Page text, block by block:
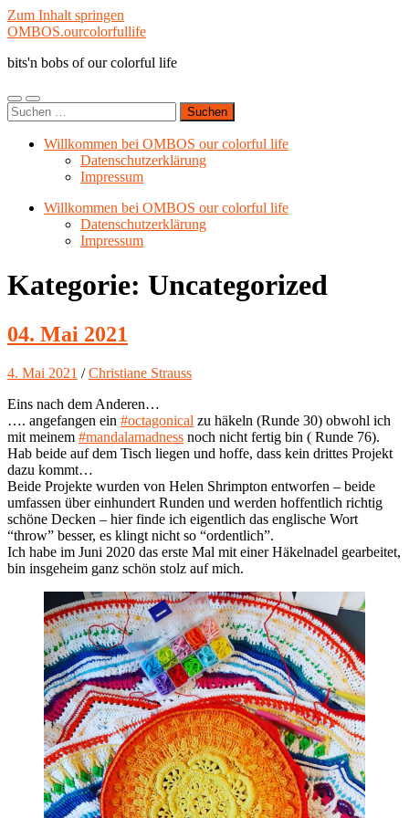
Zum Inhalt springen
OMBOS.ourcolorfullife
bits'n bobs of our colorful life
Mobile-
Menü
Suchfeld
ein-/ausblenden
Suchen
nach:
Willkommen bei OMBOS our colorful life
Datenschutzerklärung
Impressum
Willkommen bei OMBOS our colorful life
Datenschutzerklärung
Impressum
Kategorie: Uncategorized
04. Mai 2021
4. Mai 2021 /Christiane Strauss
Eins nach dem Anderen…
…. angefangen ein #octagonical zu häkeln (Runde 30) obwohl ich
mit meinem #mandalamadness noch nicht fertig bin ( Runde 76).
Hab beide auf dem Tisch liegen und hoffe, dass kein drittes Projekt
dazu kommt…
Beide Projekte wurden von Helen Shrimpton entworfen – beide
umfassen über einhundert Runden und werden hoffentlich richtig
schöne Decken – hier finde ich eigentlich das englische Wort
“throw” besser, es klingt nicht so “ordentlich”.
Ich habe im Juni 2020 das erste Mal mit einer Häkelnadel gearbeitet,
bin insgeheim ganz schön stolz auf mich.